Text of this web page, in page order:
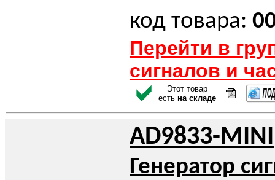
код товара:
Перейти в
сигналов и
Этот товар
есть на складе
AD9833-MINI
Генератор